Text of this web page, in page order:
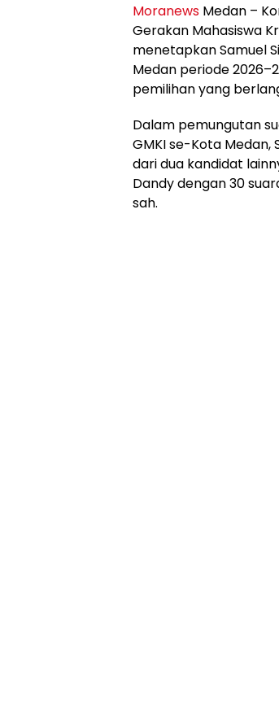
Moranews Medan –
Gerakan Mahasiswa
menetapkan Samuel
Medan periode
pemilihan yang
Dalam pemungutan
GMKI se-Kota
dari dua kandidat
Dandy dengan 30
sah.